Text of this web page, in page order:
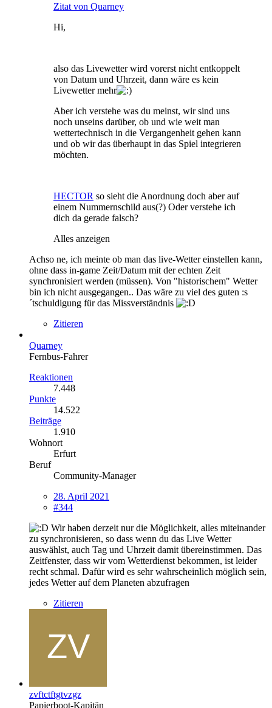
Zitat von Quarney
Hi,
also das Livewetter wird vorerst nicht entkoppelt
von Datum und Uhrzeit, dann wäre es kein
Livewetter mehr
Aber ich verstehe was du meinst, wir sind uns
noch unseins darüber, ob und wie weit man
wettertechnisch in die Vergangenheit gehen kann
und ob wir das überhaupt in das Spiel integrieren
möchten.
HECTOR so sieht die Anordnung doch aber auf
einem Nummernschild aus(?) Oder verstehe ich
dich da gerade falsch?
Alles anzeigen
Achso ne, ich meinte ob man das live-Wetter einstellen kann,
ohne dass in-game Zeit/Datum mit der echten Zeit
synchronisiert werden (müssen). Von "historischem" Wetter
bin ich nicht ausgegangen.. Das wäre zu viel des guten :s
´tschuldigung für das Missverständnis
Zitieren
Quarney
Fernbus-Fahrer
Reaktionen
7.448
Punkte
14.522
Beiträge
1.910
Wohnort
Erfurt
Beruf
Community-Manager
28. April 2021
#344
Wir haben derzeit nur die Möglichkeit, alles miteinander
zu synchronisieren, so dass wenn du das Live Wetter
auswählst, auch Tag und Uhrzeit damit übereinstimmen. Das
Zeitfenster, dass wir vom Wetterdienst bekommen, ist leider
recht schmal. Dafür wird es sehr wahrscheinlich möglich sein,
jedes Wetter auf dem Planeten abzufragen
Zitieren
zvftctftgtvzgz
Papierboot-Kapitän